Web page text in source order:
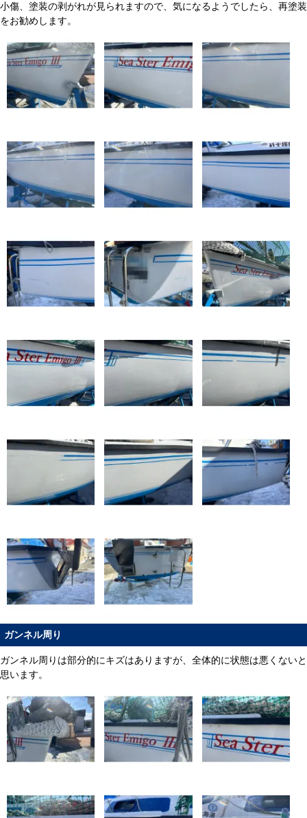
小傷、塗装の剥がれが見られますので、気になるようでしたら、再塗装
をお勧めします。
ガンネル周り
ガンネル周りは部分的にキズはありますが、全体的に状態は悪くないと
思います。